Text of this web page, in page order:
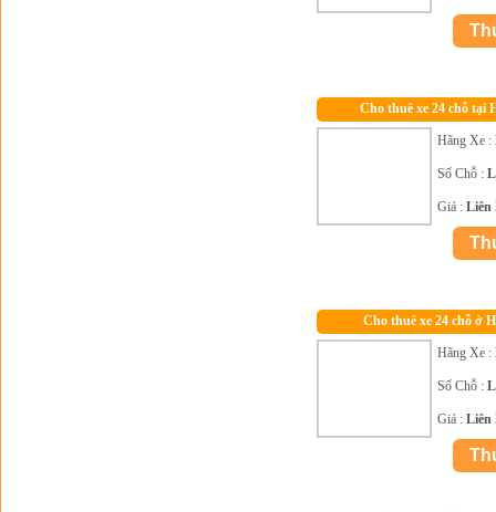
Cho thuê xe 24 chỗ tại
Hãng Xe :
Số Chỗ :
Giá : Liên
Cho thuê xe 24 chỗ ở
Hãng Xe :
Số Chỗ :
Giá : Liên